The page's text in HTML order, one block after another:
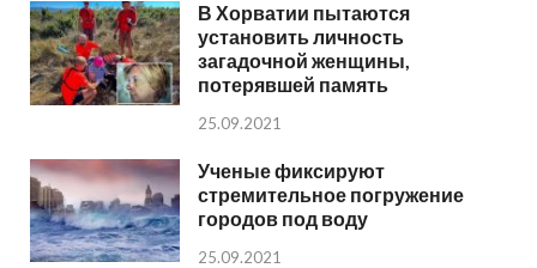
В Хорватии пытаются
установить личность
загадочной женщины,
потерявшей память
25.09.2021
Ученые фиксируют
стремительное погружение
городов под воду
25.09.2021